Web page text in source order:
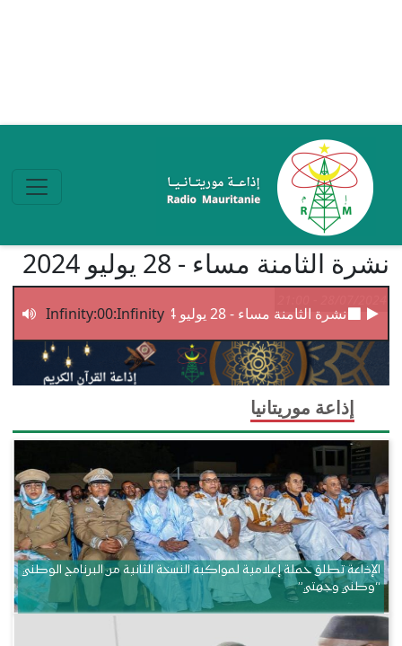
نشرة الثامنة مساء - 28 يوليو 2024
نشرة الثامنة مساء - 28 يوليو 2024 Infinity:00:Infinity
إذاعة موريتانيا
الإذاعة تطلق حملة إعلامية لمواكبة النسخة الثانية من البرنامج الوطني
“وطني وجهتي”